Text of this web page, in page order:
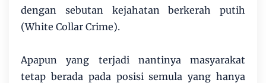
dengan sebutan kejahatan berkerah putih
(White Collar Crime).
Apapun yang terjadi nantinya masyarakat
tetap berada pada posisi semula yang hanya